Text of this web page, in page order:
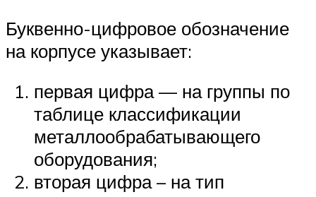
Буквенно-цифровое обозначение
на корпусе указывает:
первая цифра — на группы по
таблице классификации
металлообрабатывающего
оборудования;
вторая цифра – на тип